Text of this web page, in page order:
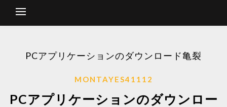
PCアプリケーションのダウンロード亀裂
MONTAYES41112
PCアプリケーションのダウンロー